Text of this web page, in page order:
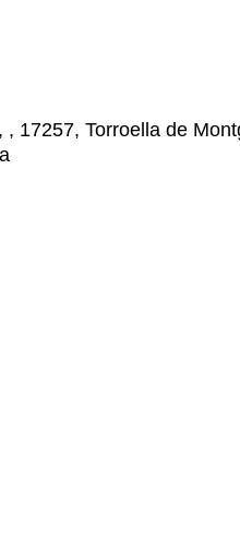
, 17257, Torroella de